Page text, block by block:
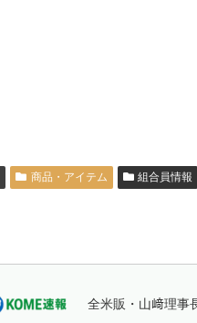
商品・アイテム 組合員情報
全米販・山﨑理事